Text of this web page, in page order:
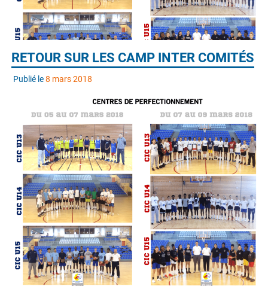
RETOUR SUR LES CAMP INTER COMITÉS
Publié le8 mars 2018